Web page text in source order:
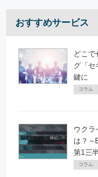
おすすめサービス
どこで
グ「セ
鍵に
コラム
ウクラ
は？～
第1三
コラム